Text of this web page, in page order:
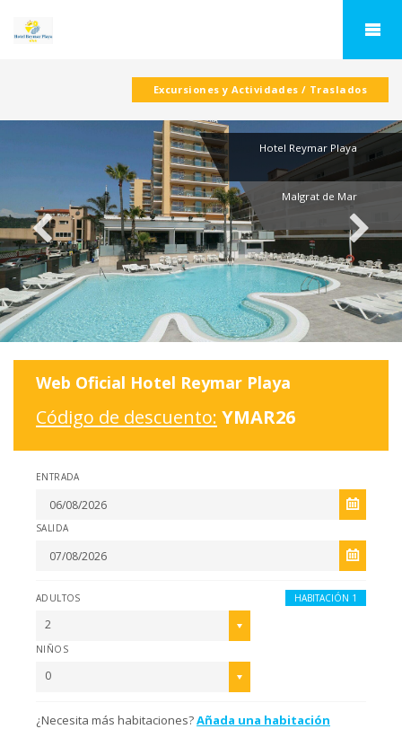
Excursiones y Actividades / Traslados
Hotel Reymar Playa
Malgrat de Mar
Web Oficial Hotel Reymar Playa
Código de descuento: YMAR26
ENTRADA
SALIDA
HABITACIÓN 1
ADULTOS
2
NIÑOS
0
¿Necesita más habitaciones?Añada una habitación